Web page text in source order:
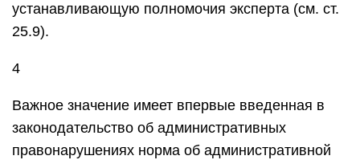
устанавливающую полномочия эксперта (см. ст.
25.9).
4
Важное значение имеет впервые введенная в
законодательство об административных
правонарушениях норма об административной